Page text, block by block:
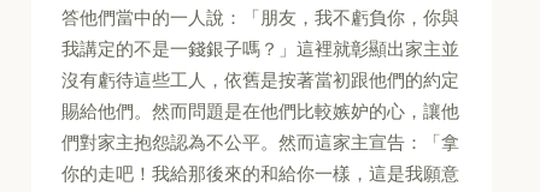
答他們當中的一人說：「朋友，我不虧負你，你與
我講定的不是一錢銀子嗎？」這裡就彰顯出家主並
沒有虧待這些工人，依舊是按著當初跟他們的約定
賜給他們。然而問題是在他們比較嫉妒的心，讓他
們對家主抱怨認為不公平。然而這家主宣告：「拿
你的走吧！我給那後來的和給你一樣，這是我願意